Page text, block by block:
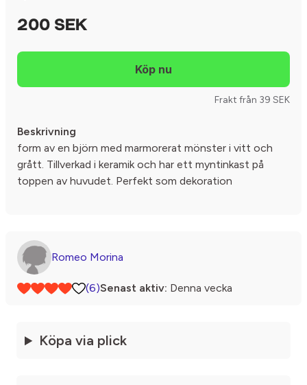
200 SEK
Frakt från 39 SEK
Beskrivning
form av en björn med marmorerat mönster i vitt och
grått. Tillverkad i keramik och har ett myntinkast på
toppen av huvudet. Perfekt som dekoration
Romeo Morina
(6)Senast aktiv: Denna vecka
Köpa via plick